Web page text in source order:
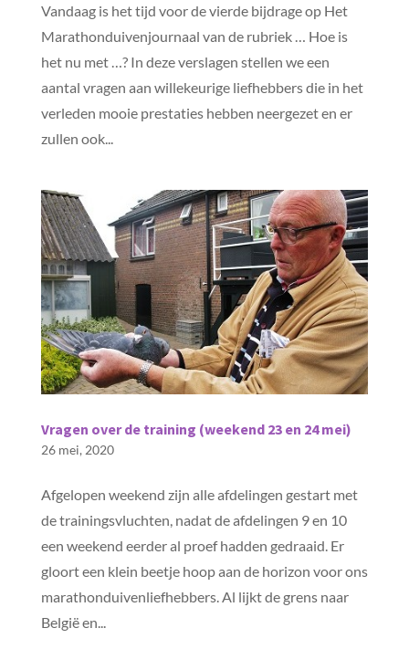
Vandaag is het tijd voor de vierde bijdrage op Het
Marathonduivenjournaal van de rubriek … Hoe is
het nu met …? In deze verslagen stellen we een
aantal vragen aan willekeurige liefhebbers die in het
verleden mooie prestaties hebben neergezet en er
zullen ook...
Vragen over de training (weekend 23 en 24 mei)
26 mei, 2020
Afgelopen weekend zijn alle afdelingen gestart met
de trainingsvluchten, nadat de afdelingen 9 en 10
een weekend eerder al proef hadden gedraaid. Er
gloort een klein beetje hoop aan de horizon voor ons
marathonduivenliefhebbers. Al lijkt de grens naar
België en...